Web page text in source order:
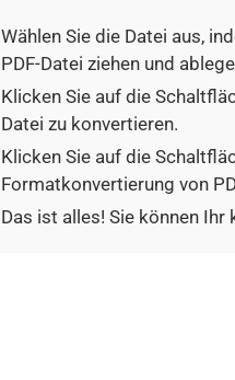
Wählen Sie die Datei aus,
PDF-Datei ziehen und
Klicken Sie auf die
Datei zu konvertieren.
Klicken Sie auf die
Formatkonvertierung von
Das ist alles! Sie können